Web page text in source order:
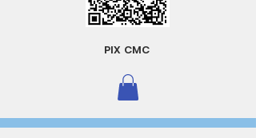
PIX CMC